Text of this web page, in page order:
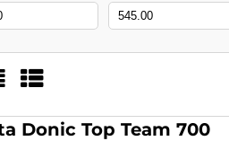
Tabulka
Donic Top Team 700